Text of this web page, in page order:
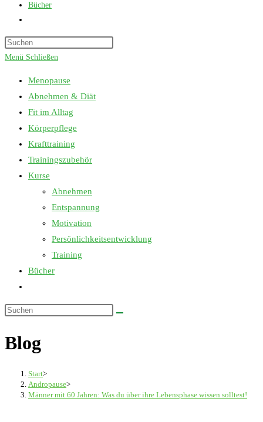
Bücher
umschalten
Menü Schließen
Menopause
Abnehmen & Diät
Fit im Alltag
Körperpflege
Krafttraining
Trainingszubehör
Kurse
Abnehmen
Entspannung
Motivation
Persönlichkeitsentwicklung
Training
Bücher
umschalten
Diese
durchsuchen
Blog
Start>
Andropause>
Männer mit 60 Jahren: Was du über ihre Lebensphase wissen solltest!